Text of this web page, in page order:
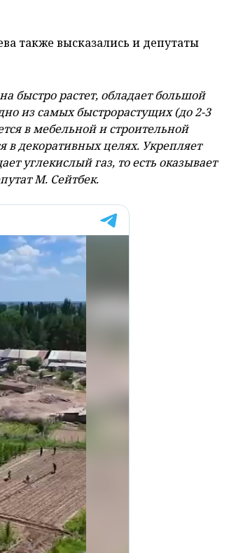
также высказались и депутаты
быстро растет, обладает большой
из самых быстрорастущих (до 2-3
в мебельной и строительной
декоративных целях. Укрепляет
углекислый газ, то есть оказывает
М. Сейтбек.